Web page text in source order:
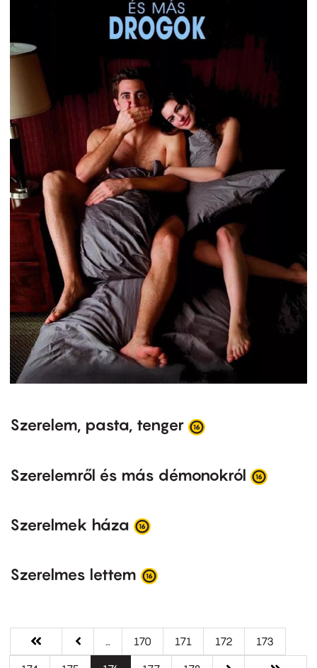
Szerelem, pasta, tenger
Szerelemről és más démonokról
Szerelmek háza
Szerelmes lettem
Oldalszámozás
Első
oldal
« Első
Előző
oldal
‹‹ … Oldal
170 Oldal
171 Oldal
172 Oldal
173